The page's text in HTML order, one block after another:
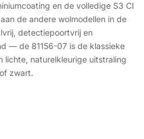
en de volledige S3 CI
de andere wolmodellen in de
detectiepoortvrij en
— de 81156-07 is de klassieke
lichte, naturelkleurige uitstraling
zwart.